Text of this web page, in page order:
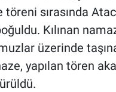
töreni sırasında
Kılınan
üzerinde
yapılan tören